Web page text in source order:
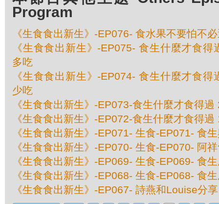
Program
《生食食出新生》-EP076- 食水果不要怕不
《生食食出新生》-EP075- 食生什麼才食
多吃
《生食食出新生》-EP074- 食生什麼才食
少吃
《生食食出新生》-EP073-食生什麼才食得
《生食食出新生》-EP072-食生什麼才食得
《生食食出新生》-EP071- 生食-EP071- 食
《生食食出新生》-EP070- 生食-EP070- 阿
《生食食出新生》-EP069- 生食-EP069- 食
《生食食出新生》-EP068- 生食-EP068- 食
《生食食出新生》-EP067- 詩燕和Louise分